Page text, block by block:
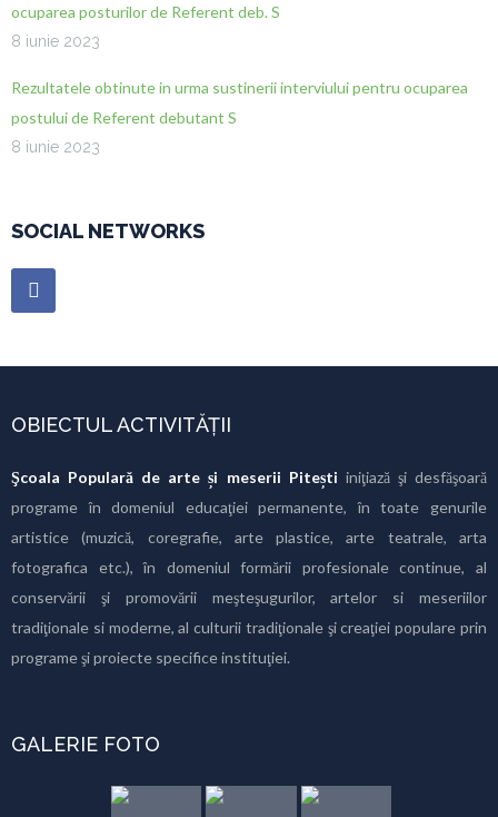
ocuparea posturilor de Referent deb. S
8 iunie 2023
Rezultatele obtinute in urma sustinerii interviului pentru ocuparea
postului de Referent debutant S
8 iunie 2023
SOCIAL NETWORKS
OBIECTUL ACTIVITĂȚII
Şcoala Populară de arte și meserii Pitești iniţiază şi desfăşoară
programe în domeniul educaţiei permanente, în toate genurile
artistice (muzică, coregrafie, arte plastice, arte teatrale, arta
fotografica etc.), în domeniul formării profesionale continue, al
conservării şi promovării meşteşugurilor, artelor si meseriilor
tradiţionale si moderne, al culturii tradiţionale şi creaţiei populare prin
programe şi proiecte specifice instituţiei.
GALERIE FOTO